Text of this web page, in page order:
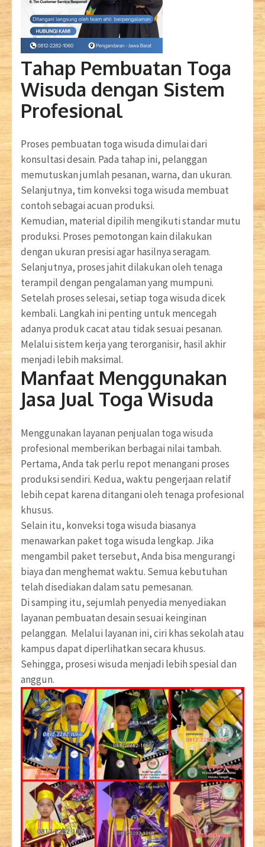
Tahap Pembuatan Toga
Wisuda dengan Sistem
Profesional
Proses pembuatan toga wisuda dimulai dari
konsultasi desain. Pada tahap ini, pelanggan
memutuskan jumlah pesanan, warna, dan ukuran.
Selanjutnya, tim konveksi toga wisuda membuat
contoh sebagai acuan produksi.
Kemudian, material dipilih mengikuti standar mutu
produksi. Proses pemotongan kain dilakukan
dengan ukuran presisi agar hasilnya seragam.
Selanjutnya, proses jahit dilakukan oleh tenaga
terampil dengan pengalaman yang mumpuni.
Setelah proses selesai, setiap toga wisuda dicek
kembali. Langkah ini penting untuk mencegah
adanya produk cacat atau tidak sesuai pesanan.
Melalui sistem kerja yang terorganisir, hasil akhir
menjadi lebih maksimal.
Manfaat Menggunakan
Jasa Jual Toga Wisuda
Menggunakan layanan penjualan toga wisuda
profesional memberikan berbagai nilai tambah.
Pertama, Anda tak perlu repot menangani proses
produksi sendiri. Kedua, waktu pengerjaan relatif
lebih cepat karena ditangani oleh tenaga profesional
khusus.
Selain itu, konveksi toga wisuda biasanya
menawarkan paket toga wisuda lengkap. Jika
mengambil paket tersebut, Anda bisa mengurangi
biaya dan menghemat waktu. Semua kebutuhan
telah disediakan dalam satu pemesanan.
Di samping itu, sejumlah penyedia menyediakan
layanan pembuatan desain sesuai keinginan
pelanggan. Melalui layanan ini, ciri khas sekolah atau
kampus dapat diperlihatkan secara khusus.
Sehingga, prosesi wisuda menjadi lebih spesial dan
anggun.